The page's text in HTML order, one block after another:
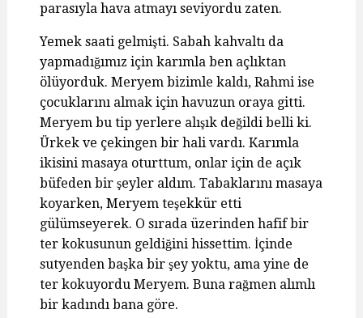
parasıyla hava atmayı seviyordu zaten.
Yemek saati gelmişti. Sabah kahvaltı da
yapmadığımız için karımla ben açlıktan
ölüyorduk. Meryem bizimle kaldı, Rahmi ise
çocuklarını almak için havuzun oraya gitti.
Meryem bu tip yerlere alışık değildi belli ki.
Ürkek ve çekingen bir hali vardı. Karımla
ikisini masaya oturttum, onlar için de açık
büfeden bir şeyler aldım. Tabaklarını masaya
koyarken, Meryem teşekkür etti
gülümseyerek. O sırada üzerinden hafif bir
ter kokusunun geldiğini hissettim. İçinde
sutyenden başka bir şey yoktu, ama yine de
ter kokuyordu Meryem. Buna rağmen alımlı
bir kadındı bana göre.